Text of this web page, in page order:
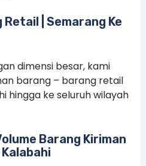
| Semarang Ke
dimensi besar, kami
barang – barang retail
hingga ke seluruh wilayah
Barang Kiriman
Kalabahi